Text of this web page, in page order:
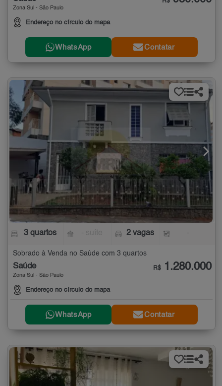
Zona Sul - São Paulo
Endereço no círculo do mapa
WhatsApp Contatar
3 quartos 2 vagas
Sobrado à Venda no Saúde com 3 quartos
Saúde
Zona Sul - São Paulo
Endereço no círculo do mapa
R$ 1.280.000
WhatsApp Contatar